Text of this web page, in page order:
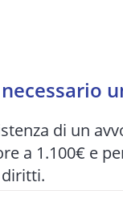
di un
a 1.100€ e